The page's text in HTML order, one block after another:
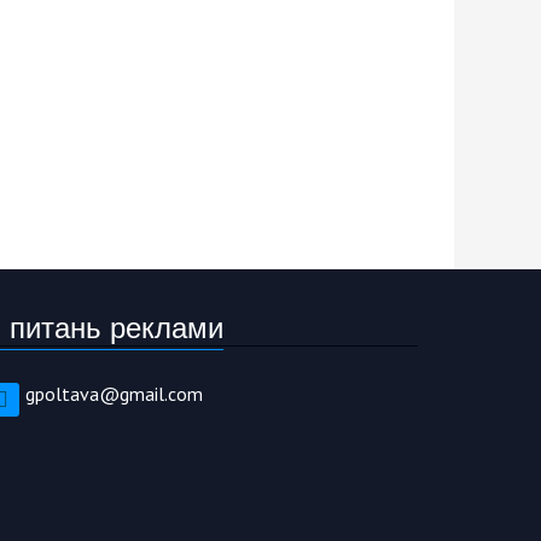
реклами
gpoltava@gmail.com